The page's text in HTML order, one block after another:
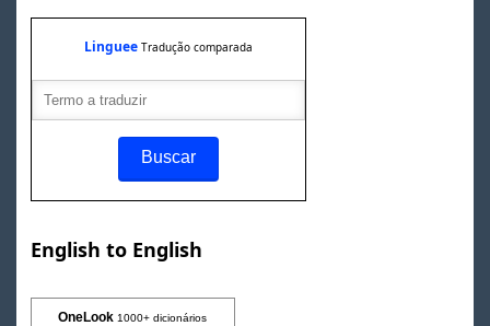
Linguee Tradução comparada
English to English
OneLook 1000+ dicionários